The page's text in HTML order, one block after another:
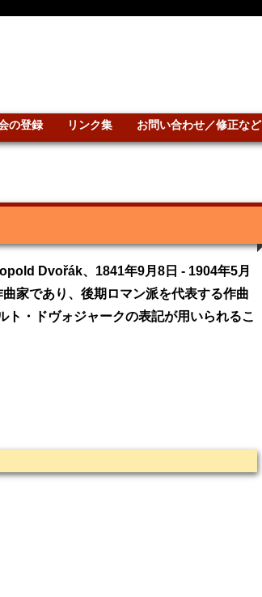
の登録 リンク集 お問い合わせ／修正など
Dvořák、1841年9月8日 - 1904年5月
家であり、後期ロマン派を代表する作曲
・ドヴォジャークの表記が用いられるこ